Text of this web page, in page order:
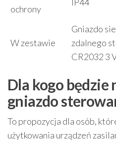
ochrony
W zestawie
Gniazdo
zdalnego
CR2032 3
Dla kogo będzie
gniazdo
To propozycja dla osób,
użytkowania urządzeń